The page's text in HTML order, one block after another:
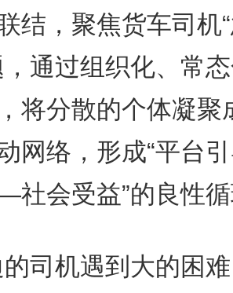
结，聚焦货车司机
，通过组织化、常
将分散的个体凝聚
网络，形成“平台
社会受益”的良性
机遇到大的困难